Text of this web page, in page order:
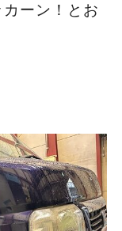
ーン！とお